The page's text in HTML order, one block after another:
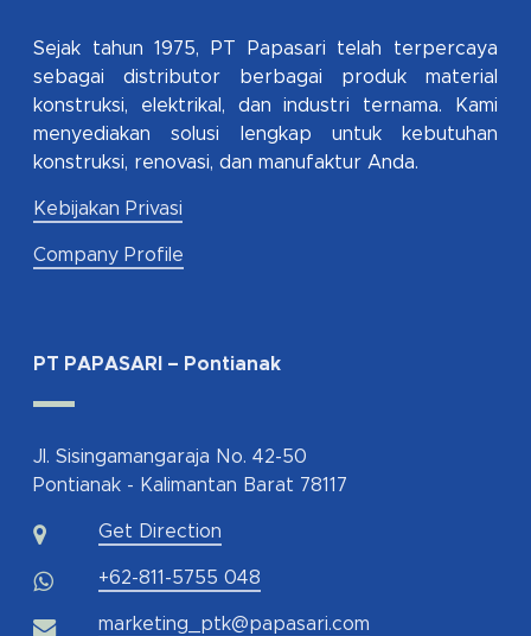
Sejak tahun 1975, PT Papasari telah terpercaya
sebagai distributor berbagai produk material
konstruksi, elektrikal, dan industri ternama. Kami
menyediakan solusi lengkap untuk kebutuhan
konstruksi, renovasi, dan manufaktur Anda.
Kebijakan Privasi
Company Profile
PT PAPASARI – Pontianak
Jl. Sisingamangaraja No. 42-50
Pontianak - Kalimantan Barat 78117
Get Direction
+62-811-5755 048
marketing_ptk@papasari.com